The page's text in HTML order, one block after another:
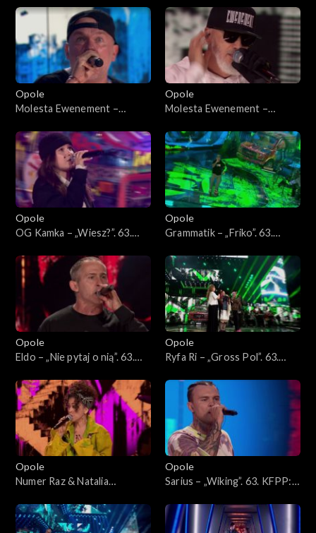
Koncert „Autobiografia.
Jubileusz Bogdana Olewicza”
Jedno podwórko 2”
Opole
Molesta Ewenement –
„Hip-hop. Jedno podwórko
2”
Opole
Molesta Ewenement –
63. KFPP: Koncert „Hip-hop.
Jedno podwórko 2”
Opole
OG Kamka – „Wiesz?”. 63.
Jedno podwórko 2”
Opole
Grammatik – „Friko”. 63.
Jedno podwórko 2”
Opole
Eldo – „Nie pytaj o nią”. 63.
Jedno podwórko 2”
Opole
Ryfa Ri – „Gross Pol”. 63.
Jedno podwórko 2”
Opole
Numer Raz & Natalia
KFPP: Koncert „Hip-hop.
Jedno podwórko 2”
Opole
Sarius – „Wiking”. 63. KFPP:
podwórko 2”